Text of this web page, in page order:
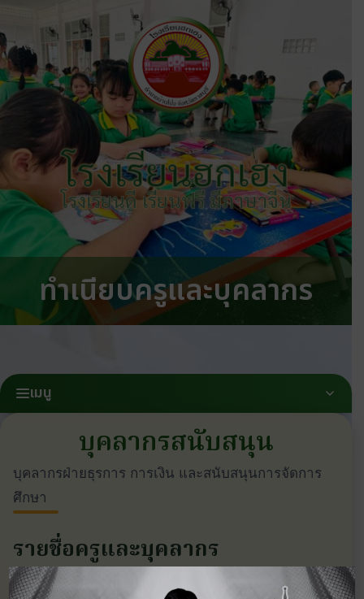
โรงเรียนฮกเฮง
โรงเรียนดี เรียนฟรี มีภาษาจีน
ทำเนียบครูและบุคลากร
เมนู
บุคลากรสนับสนุน
บุคลากรฝ่ายธุรการ การเงิน และสนับสนุนการจัดการ
ศึกษา
รายชื่อครูและบุคลากร